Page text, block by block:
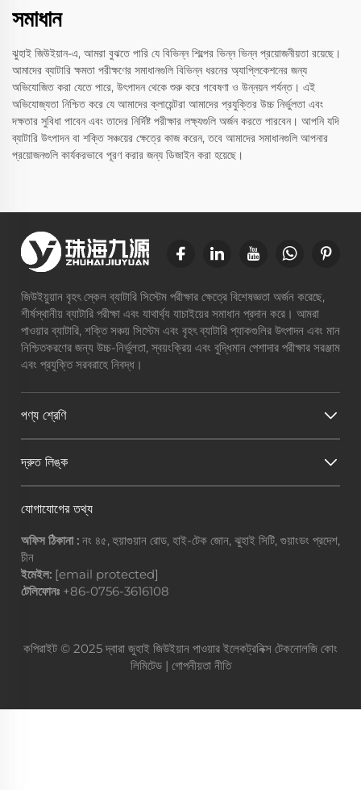
সমাধান
ঝুহাই জিউইয়ান-এ, আমরা বুঝতে পারি যে বিভিন্ন শিল্পের ভিন্ন ভিন্ন প্রয়োজনীয়তা রয়েছে।
আমাদের ব্যাটারি ক্ষমতা পরীক্ষণের সমাধানগুলি বিভিন্ন ধরনের অ্যাপ্লিকেশনের জন্য
অভিযোজিত করা যেতে পারে, উৎপাদন থেকে শুরু করে গবেষণা ও উন্নয়ন পর্যন্ত। এই
অভিযোজ্যতা নিশ্চিত করে যে আমাদের ক্লায়েন্টরা আমাদের প্রযুক্তির উচ্চ নির্ভুলতা এবং
দক্ষতার সুবিধা পাবেন এবং তাদের নির্দিষ্ট পরীক্ষার লক্ষ্যগুলি অর্জন করতে পারবেন। আপনি যদি
ব্যাটারি উৎপাদন বা শক্তি সঞ্চয়ের ক্ষেত্রে কাজ করেন, তবে আমাদের সমাধানগুলি আপনার
প্রয়োজনগুলি কার্যকরভাবে পূরণ করার জন্য ডিজাইন করা হয়েছে।
জিউইয়ুয়ান বৃহৎ স্কেল ব্যাটারি সিস্টেম পরীক্ষার ক্ষেত্রে বিশেষজ্ঞতা অর্জন করেছে,
শীর্ষস্থানীয় ব্যাটারি পরীক্ষা এবং যাথার্থ্য যাচাইয়ের সমাধান প্রদান করে। আমরা
পাওয়ার ব্যাটারি, শক্তি সঞ্চয় সিস্টেম এবং বৃহৎ ব্যাটারি প্যাকগুলির উৎপাদন এবং মান
নিশ্চিতকরণের জন্য উচ্চ-নির্ভুলতা, স্বয়ংক্রিয় এবং বুদ্ধিমান পেশাদার পরীক্ষার সরঞ্জাম
এবং প্রযুক্তি সরবরাহে নিবদ্ধ।
পণ্য শ্রেণি
দ্রুত লিঙ্ক
যোগাযোগের তথ্য
অফিস ঠিকানা : নং ৪৫, হুয়াগুয়ান রোড, হাই-টেক জোন, ঝুহাই সিটি, গুয়াংডং প্রদেশ,
চীন
ইমেইল: [email protected]
টেলিফোনঃ +86-0756-3616108
কপিরাইট © 2025 দ্বারা জুহাই জিউইয়ান পাওয়ার ইলেকট্রনিক্স টেকনোলজি কোং
লিমিটেড | গোপনীয়তা নীতি